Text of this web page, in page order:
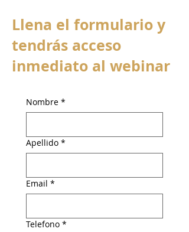
Llena el formulario y
tendrás acceso
inmediato al webinar
Nombre *
Apellido *
Email *
Telefono *